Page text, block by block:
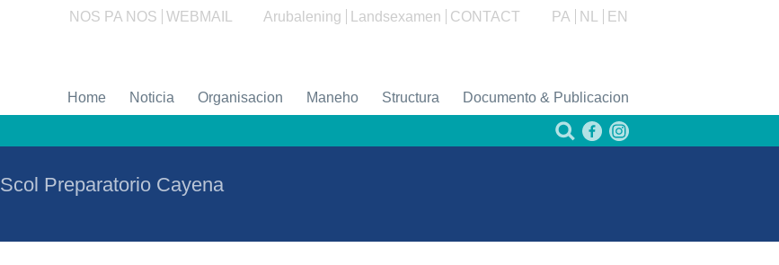
NOS PA NOS WEBMAIL Arubalening Landsexamen CONTACT PA NL EN
Home Noticia Organisacion Maneho Structura Documento & Publicacion
Scol Preparatorio Cayena